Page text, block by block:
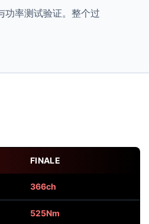
率测试验证。整个过
FINALE
366ch
525Nm